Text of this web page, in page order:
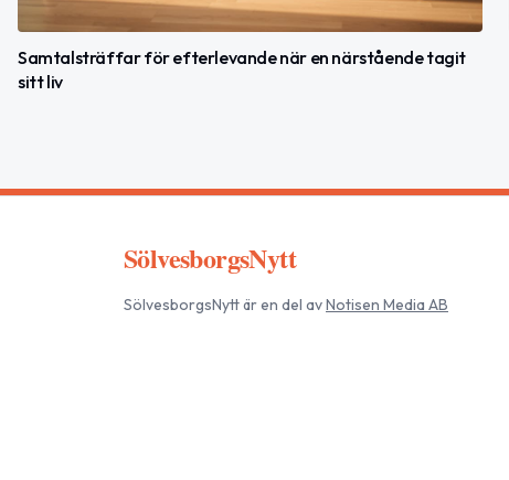
Samtalsträffar för efterlevande när en närstående tagit
sitt liv
SölvesborgsNytt
SölvesborgsNyttär en del avNotisen Media AB